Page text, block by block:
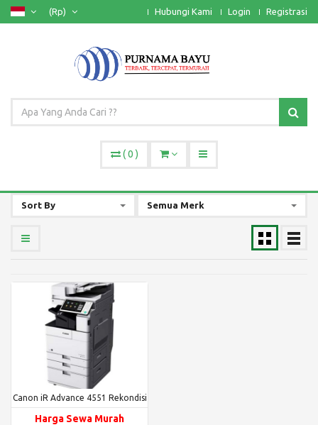
(Rp) Hubungi Kami Login Registrasi
(0 )
Sort By Semua Merk
Canon iR Advance 4551 Rekondisi
Harga Sewa Murah